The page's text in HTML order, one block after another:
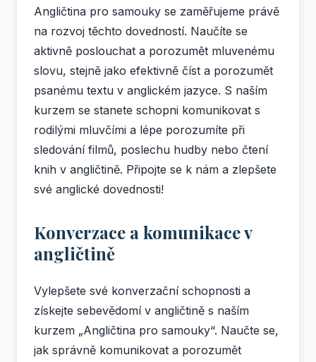
Angličtina pro samouky se zaměřujeme právě
na rozvoj těchto dovedností. Naučíte se
aktivně poslouchat a porozumět mluvenému
slovu, stejně jako efektivně číst a porozumět
psanému textu v anglickém jazyce. S naším
kurzem se stanete schopni komunikovat s
rodilými mluvčími a lépe porozumíte při
sledování filmů, poslechu hudby nebo čtení
knih v angličtině. Připojte se k nám a zlepšete
své anglické dovednosti!
Konverzace a komunikace v
angličtině
Vylepšete své konverzační schopnosti a
získejte sebevědomí v angličtině s naším
kurzem „Angličtina pro samouky“. Naučte se,
jak správně komunikovat a porozumět